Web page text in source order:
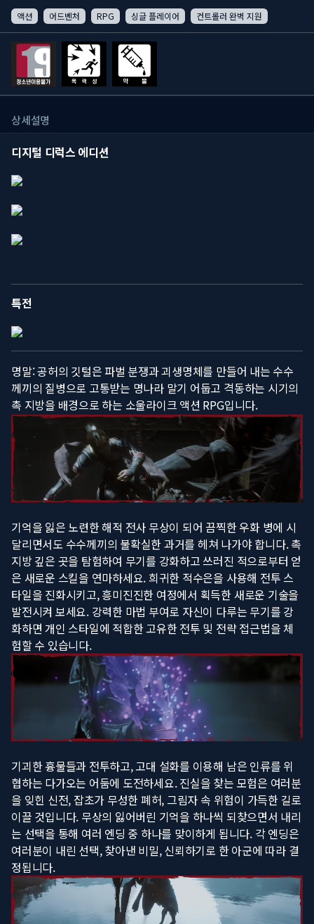
액션 어드벤처 RPG 싱글 플레이어 컨트롤러 완벽 지원
상세설명
디지털 디럭스 에디션
특전
명말: 공허의 깃털은 파벌 분쟁과 괴생명체를 만들어 내는 수수
께끼의 질병으로 고통받는 명나라 말기 어둡고 격동하는 시기의
촉 지방을 배경으로 하는 소울라이크 액션 RPG입니다.
기억을 잃은 노련한 해적 전사 무상이 되어 끔찍한 우화 병에 시
달리면서도 수수께끼의 불확실한 과거를 헤쳐 나가야 합니다. 촉
지방 깊은 곳을 탐험하여 무기를 강화하고 쓰러진 적으로부터 얻
은 새로운 스킬을 연마하세요. 희귀한 적수은을 사용해 전투 스
타일을 진화시키고, 흥미진진한 여정에서 획득한 새로운 기술을
발전시켜 보세요. 강력한 마법 부여로 자신이 다루는 무기를 강
화하면 개인 스타일에 적합한 고유한 전투 및 전략 접근법을 체
험할 수 있습니다.
기괴한 흉물들과 전투하고, 고대 설화를 이용해 남은 인류를 위
협하는 다가오는 어둠에 도전하세요. 진실을 찾는 모험은 여러분
을 잊힌 신전, 잡초가 무성한 폐허, 그림자 속 위험이 가득한 길로
이끌 것입니다. 무상의 잃어버린 기억을 하나씩 되찾으면서 내리
는 선택을 통해 여러 엔딩 중 하나를 맞이하게 됩니다. 각 엔딩은
여러분이 내린 선택, 찾아낸 비밀, 신뢰하기로 한 아군에 따라 결
정됩니다.